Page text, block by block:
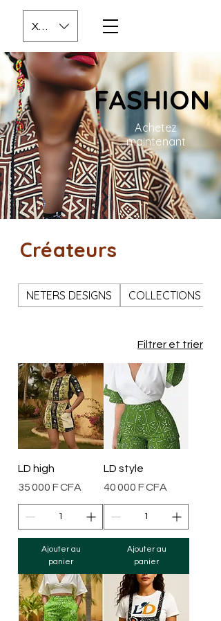
XOF (CFA)
FASHION
Achetez
maintenant
Créateurs
NETERS DESIGNS COLLECTIONS SJ
Filtrer et trier
LD high
Prix
35 000 F CFA
Ajouter au
panier
LD style
Prix
40 000 F CFA
Ajouter au
panier